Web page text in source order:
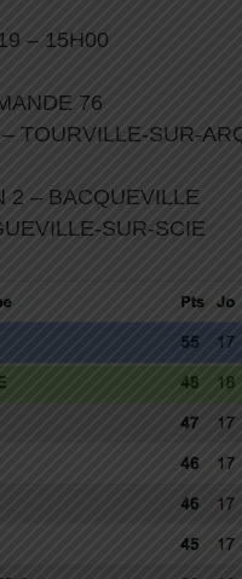
– 15H00
76
TOURVILLE-SUR-
2 – BACQUEVILLE
SUR-SCIE